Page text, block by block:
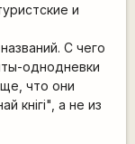
и
С чего
однодневки
что они
кнiгi", а не из